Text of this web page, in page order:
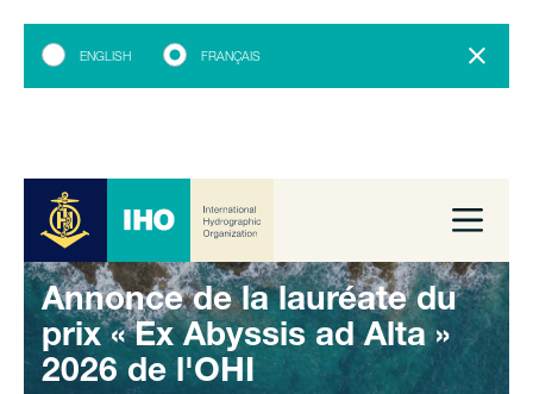
ENGLISH FRANÇAIS
Annonce de la lauréate du
prix « Ex Abyssis ad Alta »
2026 de l'OHI